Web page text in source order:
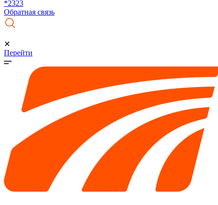
*2323
Обратная связь
✕
Перейти